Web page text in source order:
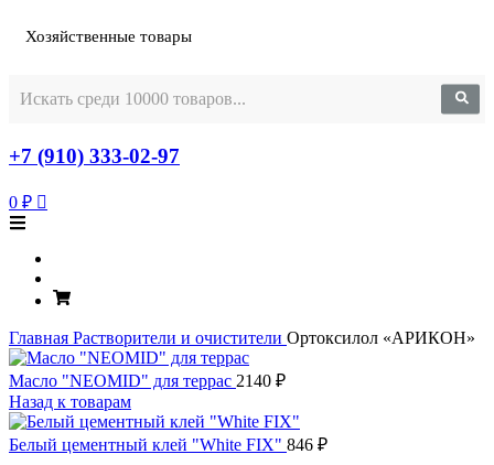
Хозяйственные товары
+7 (910) 333-02-97
0 ₽
Главная Растворители и очистители Ортоксилол «АРИКОН»
Масло "NEOMID" для террас 2140 ₽
Назад к товарам
Белый цементный клей "White FIX" 846 ₽